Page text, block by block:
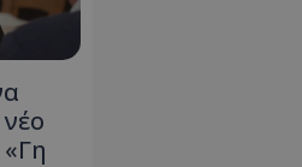
Αυτό το cookie χρησιμοποιείται
για να αποθηκεύσει τη
συγκατάθεση του χρήστη και τις
αλληλεπίδρασή τους με την
ιστοσελίδα. Καταγράφει δεδομένα
σχετικά με τη συγκατάθεση του
επισκέπτη σχετικά με διάφορες
πολιτικές και ρυθμίσεις